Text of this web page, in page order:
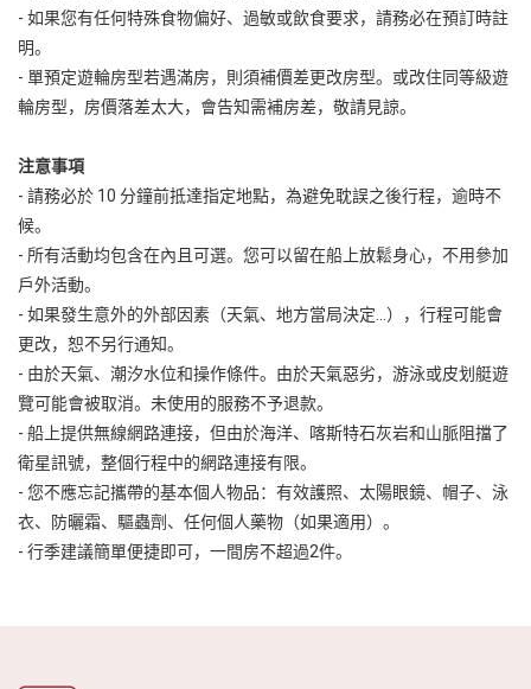
- 如果您有任何特殊食物偏好、過敏或飲食要求，請務必在預訂時註
明。
- 單預定遊輪房型若遇滿房，則須補價差更改房型。或改住同等級遊
輪房型，房價落差太大，會告知需補房差，敬請見諒。
注意事項
- 請務必於 10 分鐘前抵達指定地點，為避免耽誤之後行程，逾時不
候。
- 所有活動均包含在內且可選。您可以留在船上放鬆身心，不用參加
戶外活動。
- 如果發生意外的外部因素（天氣、地方當局決定...），行程可能會
更改，恕不另行通知。
- 由於天氣、潮汐水位和操作條件。由於天氣惡劣，游泳或皮划艇遊
覽可能會被取消。未使用的服務不予退款。
- 船上提供無線網路連接，但由於海洋、喀斯特石灰岩和山脈阻擋了
衛星訊號，整個行程中的網路連接有限。
- 您不應忘記攜帶的基本個人物品：有效護照、太陽眼鏡、帽子、泳
衣、防曬霜、驅蟲劑、任何個人藥物（如果適用）。
- 行季建議簡單便捷即可，一間房不超過2件。